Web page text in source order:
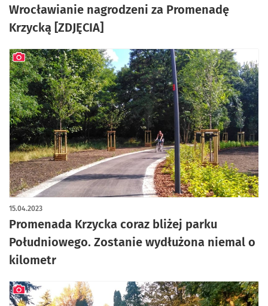
Wrocławianie nagrodzeni za Promenadę
Krzycką [ZDJĘCIA]
Promenada Krzycka coraz bliżej parku
Południowego. Zostanie wydłużona niemal o
kilometr
15.04.2023
artykuł z galerią zdjęć